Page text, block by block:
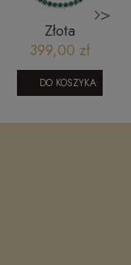
Złota
bransoletka
sznurek kulki
diamentowane
585
2503202415
399,00 zł
DO KOSZYKA
>